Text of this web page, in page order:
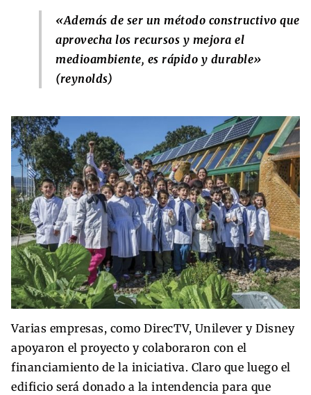
«Además de ser un método constructivo que
aprovecha los recursos y mejora el
medioambiente, es rápido y durable»
(reynolds)
Varias empresas, como DirecTV, Unilever y Disney
apoyaron el proyecto y colaboraron con el
financiamiento de la iniciativa. Claro que luego el
edificio será donado a la intendencia para que